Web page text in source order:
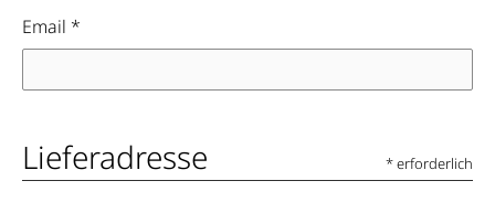
Email *
Lieferadresse * erforderlich